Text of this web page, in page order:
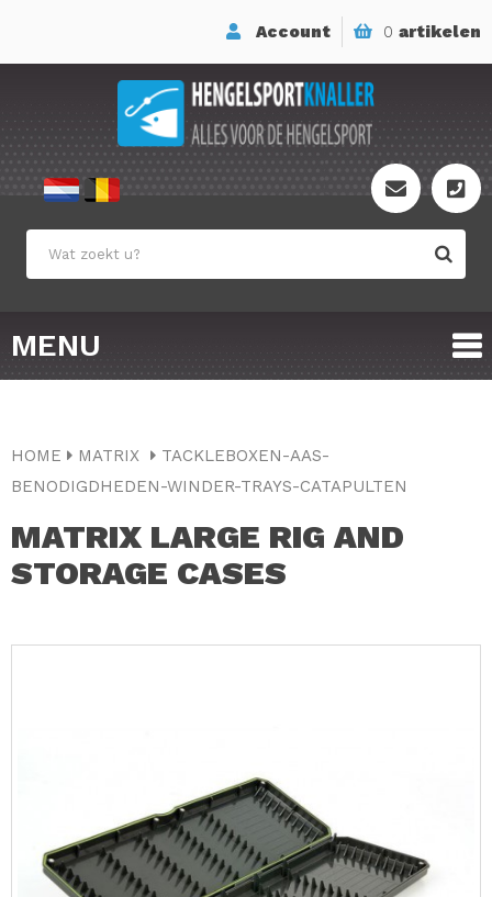
0 artikelen
Account
MENU
HOME MATRIX
TACKLEBOXEN-AAS-
BENODIGDHEDEN-WINDER-TRAYS-CATAPULTEN
MATRIX LARGE RIG AND
STORAGE CASES